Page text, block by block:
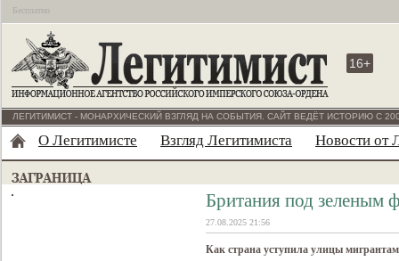
Бесплатно
16+
ЛЕГИТИМИСТ - МОНАРХИЧЕСКИЙ ВЗГЛЯД НА СОБЫТИЯ. САЙТ ВЕДЁТ ИСТОРИЮ С
О Легитимисте Взгляд Легитимиста Новости от
Британия под зеленым
27.08.2025 21:56
Как страна уступила улицы мигрантам